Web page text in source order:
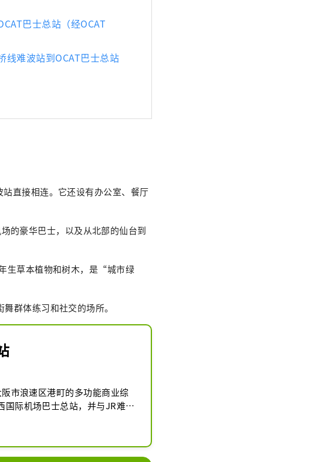
巴士总站（经OCAT
线难波站到OCAT巴士总站
直接相连。它还设有办公室、餐厅
的豪华巴士，以及从北部的仙台到
生草本植物和树木，是“城市绿
群体练习和社交的场所。
市浪速区港町的多功能商业综
国际机场巴士总站，并与JR难波